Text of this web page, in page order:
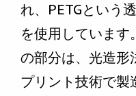
れ、PETGという
を使用していま
の部分は、光造形
プリント技術で製